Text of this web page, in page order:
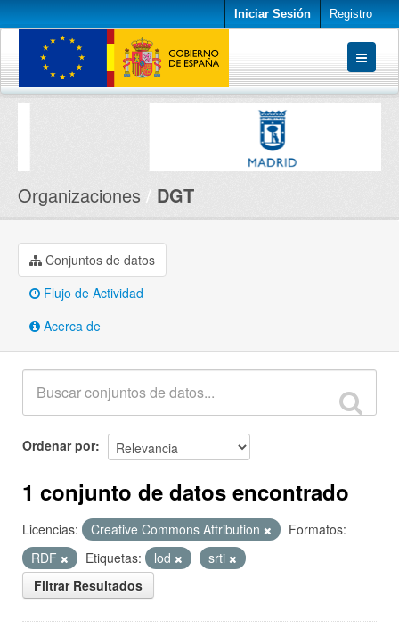
Iniciar Sesión Registro
Conjuntos de datos
Organizaciones DGT
Conjuntos de datos
Flujo de Actividad
Acerca de
Ordenar por
1 conjunto de datos encontrado
Licencias: Creative Commons Attribution
Formatos:
RDF
Etiquetas: lod
srti
Filtrar Resultados